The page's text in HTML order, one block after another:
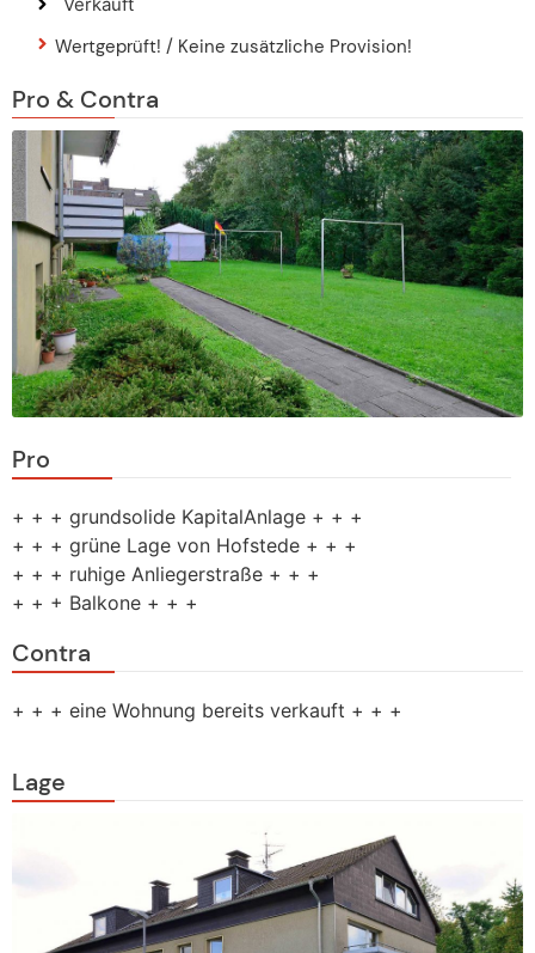
Wertgeprüft! / Keine zusätzliche Provision!
Pro & Contra
Pro
+ + + grundsolide KapitalAnlage + + +
+ + + grüne Lage von Hofstede + + +
+ + + ruhige Anliegerstraße + + +
+ + + Balkone + + +
Contra
+ + + eine Wohnung bereits verkauft + + +
Lage